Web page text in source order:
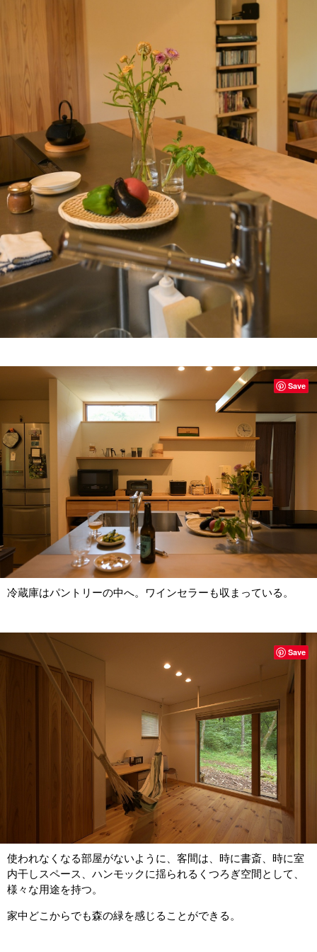
冷蔵庫はパントリーの中へ。ワインセラーも収まっている。
Save
使われなくなる部屋がないように、客間は、時に書斎、時に室
内干しスペース、ハンモックに揺られるくつろぎ空間として、
様々な用途を持つ。
家中どこからでも森の緑を感じることができる。
Save